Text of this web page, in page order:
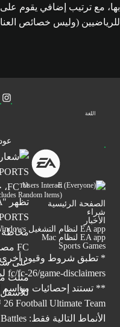
بها، مع ترتيب إضافي يقوم على
للرياضيين (وليس خصائص
اللغة
Users Interact
Random Items)
الصفحة الرئيسية
شراء
الأخبار
EA app لنظام التشغيل Windows
EA app لنظام Mac
Sports Games
* تطبق شروط وقيود
fc/fc-26/game-disclaimers
الأنماط التالية فقط: Squad Battles و Rivals والأبطال و Draft.